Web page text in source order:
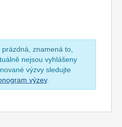
znamená to,
nejsou vyhlášeny
výzvy sledujte
výzev.